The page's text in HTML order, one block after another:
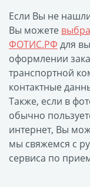
Если Вы не
Вы можете
ФОТИС.РФ для
оформлении
транспортной
контактные
Также, если в
обычно
интернет, Вы
мы свяжемся с
сервиса по